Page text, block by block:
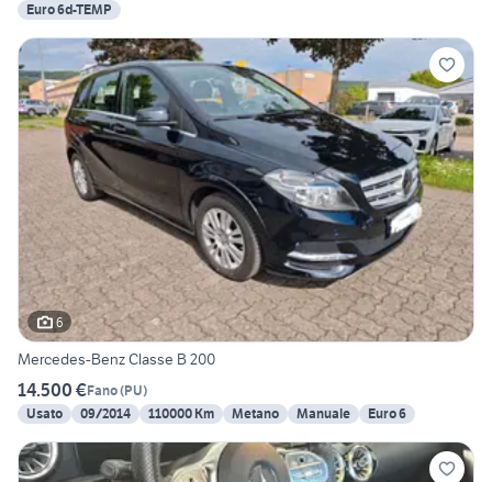
Euro 6d-TEMP
6
Mercedes-Benz Classe B 200
14.500 €Fano(PU)
Usato
09/2014 110000 Km Metano Manuale Euro 6